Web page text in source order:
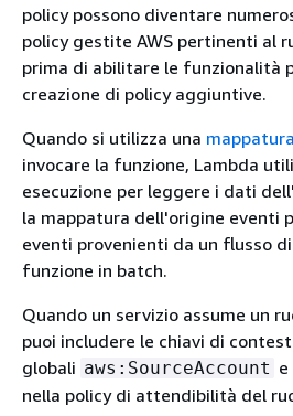
policy possono diventare
policy gestite AWS pertinenti al
prima di abilitare le funzionalità
creazione di policy aggiuntive.
Quando si utilizza una
invocare la funzione, Lambda
esecuzione per leggere i dati
la mappatura dell'origine eventi
eventi provenienti da un flusso
funzione in batch.
Quando un servizio assume un
puoi includere le chiavi di
globali aws:SourceAccount e
nella policy di attendibilità del